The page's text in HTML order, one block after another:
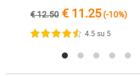
negozio" al momento
spedizione, in questo modo
spese di spedizione e sarai
l'ordine sarà pronto per il ritiro.
€ 12.50 € 11.25(-10%)
4.5 su 5